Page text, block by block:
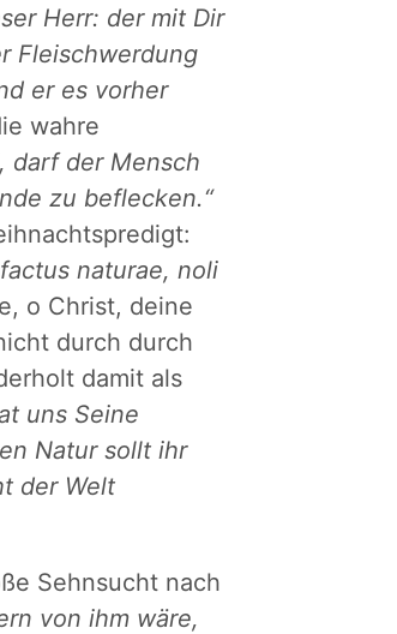
Herr: der mit Dir
Fleischwerdung
er es vorher
wahre
darf der Mensch
zu beflecken.“
naturae, noli
o Christ, deine
durch durch
damit als
uns Seine
Natur sollt ihr
der Welt
Sehnsucht nach
von ihm wäre,